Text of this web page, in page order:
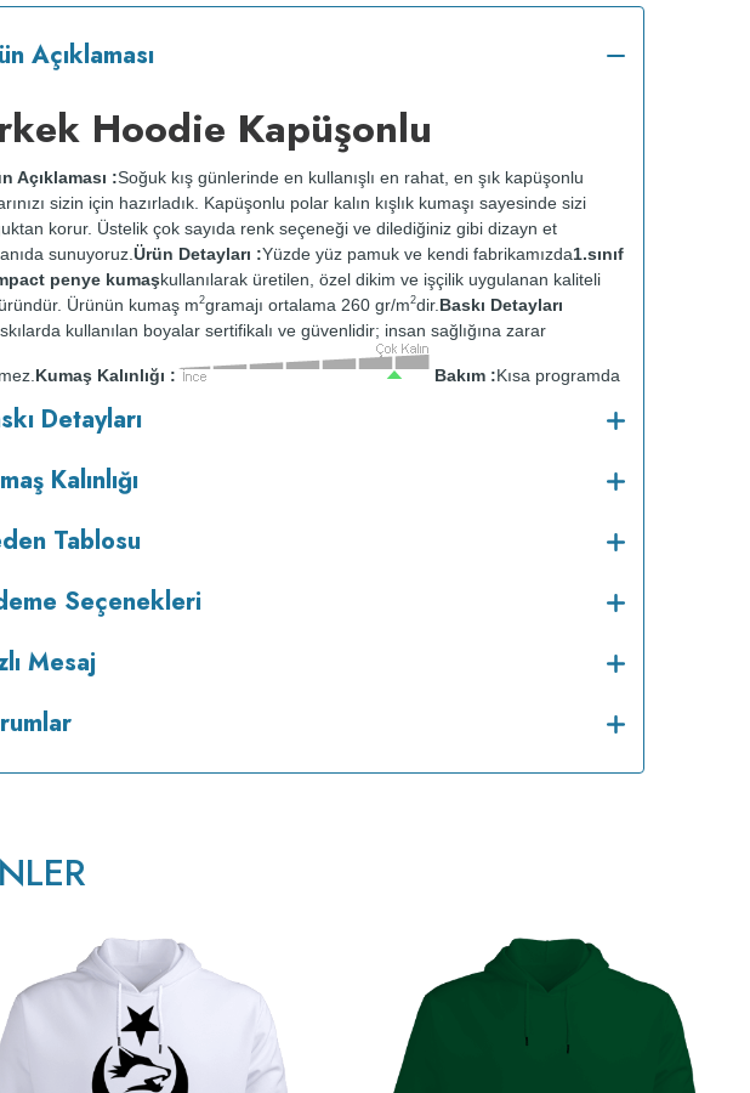
Açıklaması
Hoodie Kapüşonlu
Açıklaması :Soğuk kış günlerinde en kullanışlı en rahat, en şık kapüşonlu
sizin için hazırladık. Kapüşonlu polar kalın kışlık kumaşı sayesinde sizi
korur. Üstelik çok sayıda renk seçeneği ve dilediğiniz gibi dizayn et
sunuyoruz. Ürün Detayları :Yüzde yüz pamuk ve kendi fabrikamızda1.sınıf
penye kumaşkullanılarak üretilen, özel dikim ve işçilik uygulanan kaliteli
Ürünün kumaş m2gramajı ortalama 260 gr/m2dir. Baskı Detayları
kullanılan boyalar sertifikalı ve güvenlidir; insan sağlığına zarar
Kumaş Kalınlığı : Bakım :Kısa programda
kurutulmaz.
Detayları
Kalınlığı
Tablosu
Seçenekleri
Mesaj